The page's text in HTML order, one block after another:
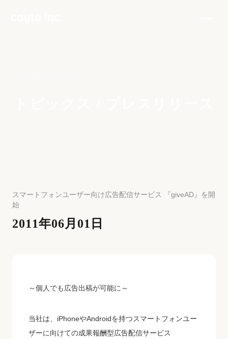
スマートフォンユーザー向け広告配信サービス 『giveAD』を開
始
2011年06月01日
～個人でも広告出稿が可能に～
当社は、iPhoneやAndroidを持つスマートフォンユー
ザーに向けての成果報酬型広告配信サービス